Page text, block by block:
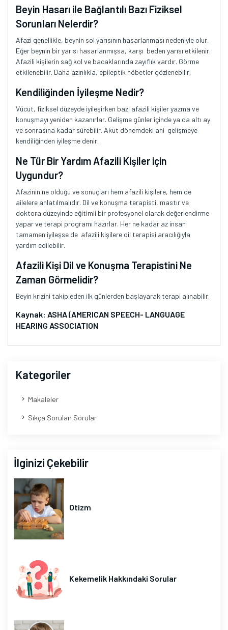
Beyin Hasarı ile Bağlantılı Bazı Fiziksel
Sorunları Nelerdir?
Afazi genellikle, beynin sol yarısının hasarlanması nedeniyle olur.
Eğer beynin bir yarısı hasarlanmışsa, karşı beden yarısı etkilenir.
Afazili kişilerin sağ kol ve bacaklarında zayıflık vardır. Görme
etkilenebilir. Daha azınlıkla, epileptik nöbetler gözlenebilir.
Kendiliğinden İyileşme Nedir?
Vücut, fiziksel düzeyde iyileşirken bazı afazili kişiler yazma ve
konuşmayı yeniden kazanırlar. Gelişme günler içinde ya da altı ay
ve sonrasına kadar sürebilir. Akut dönemdeki ani gelişmeye
kendiliğinden iyileşme denir.
Ne Tür Bir Yardım Afazili Kişiler için
Uygundur?
Afazinin ne olduğu ve sonuçları hem afazili kişilere, hem de
ailelere anlatılmalıdır. Dil ve konuşma terapisti, mastır ve
doktora düzeyinde eğitimli bir profesyonel olarak değerlendirme
yapar ve terapi programı hazırlar. Her ne kadar az insan
tamamen iyileşse de afazili kişilere dil terapisi aracılığıyla
yardım edilebilir.
Afazili Kişi Dil ve Konuşma Terapistini Ne
Zaman Görmelidir?
Beyin krizini takip eden ilk günlerden başlayarak terapi alınabilir.
Kaynak: ASHA (AMERICAN SPEECH- LANGUAGE
HEARING ASSOCIATION
Kategoriler
Makaleler
Sıkça Sorulan Sorular
İlginizi Çekebilir
Otizm
Kekemelik Hakkındaki Sorular